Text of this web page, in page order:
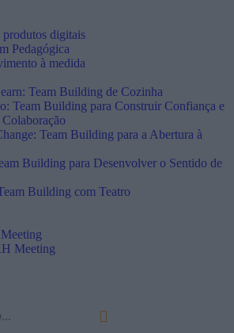
produtos digitais
Pedagógica
à medida
Team Building de Cozinha
Team Building para Construir Confiança e
Team Building para a Abertura à
Building para Desenvolver o Sentido de
Building com Teatro
Meeting